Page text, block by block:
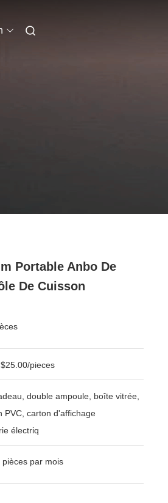
Portable Anbo De
De Cuisson
pieces
double ampoule, boîte vitrée,
PVC, carton d'affichage
électriq
pièces par mois